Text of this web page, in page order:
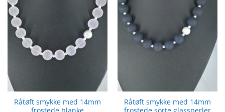
Råtøft smykke med 14mm
Råtøft smykke med 14mm